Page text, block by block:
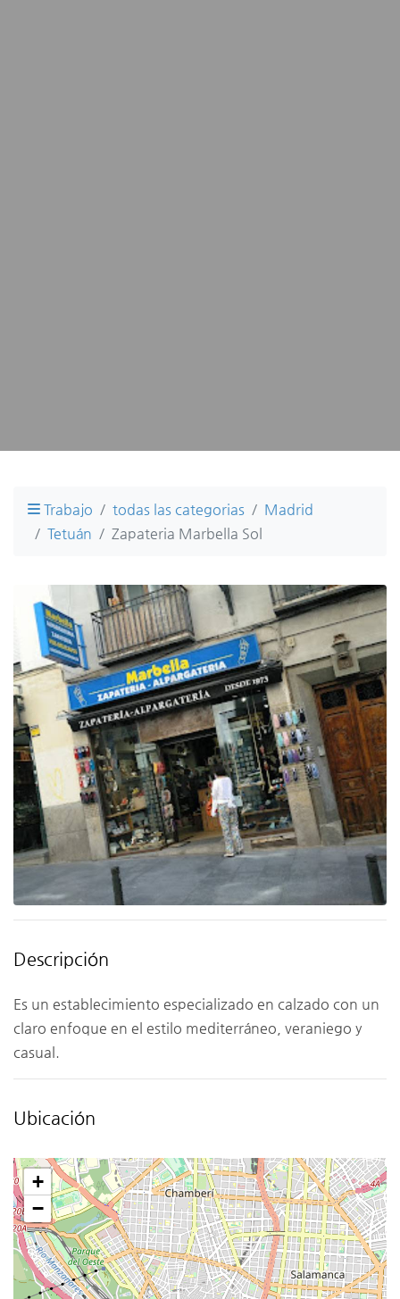
Trabajo todas las categorias
Madrid
Tetuán
Zapateria Marbella Sol
Descripción
Es un establecimiento especializado en calzado con un
claro enfoque en el estilo mediterráneo, veraniego y
casual.
Ubicación
+
−